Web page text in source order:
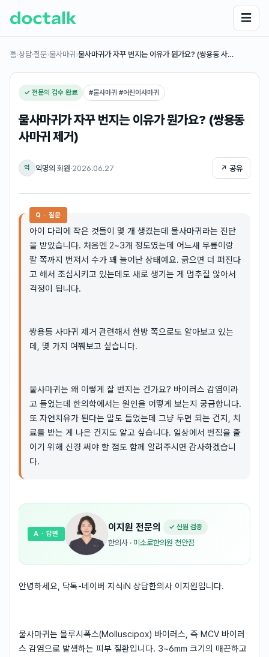
☰
홈›상담·질문›물사마귀 ›물사마귀가 자꾸 번지는 이유가 뭔가요? (쌍용동 사…
✓ 전문의 검수 완료 #물사마귀 #어린이사마귀
물사마귀가 자꾸 번지는 이유가 뭔가요? (쌍용동
사마귀 제거)
익 익명의 회원·2026.06.27 ↗ 공유
Q · 질문
아이 다리에 작은 것들이 몇 개 생겼는데 물사마귀라는 진단
을 받았습니다. 처음엔 2~3개 정도였는데 어느새 무릎이랑
팔 쪽까지 번져서 수가 꽤 늘어난 상태예요. 긁으면 더 퍼진다
고 해서 조심시키고 있는데도 새로 생기는 게 멈추질 않아서
걱정이 됩니다.
쌍용동 사마귀 제거 관련해서 한방 쪽으로도 알아보고 있는
데, 몇 가지 여쭤보고 싶습니다.
물사마귀는 왜 이렇게 잘 번지는 건가요? 바이러스 감염이라
고 들었는데 한의학에서는 원인을 어떻게 보는지 궁금합니다.
또 자연치유가 된다는 말도 들었는데 그냥 두면 되는 건지, 치
료를 받는 게 나은 건지도 알고 싶습니다. 일상에서 번짐을 줄
이기 위해 신경 써야 할 점도 함께 알려주시면 감사하겠습니
다.
이지원 전문의 ✓ 신원 검증
한의사 · 미소로한의원 천안점
A · 답변
안녕하세요, 닥톡-네이버 지식iN 상담한의사 이지원입니다.
물사마귀는 몰루시폭스(Molluscipox) 바이러스, 즉 MCV 바이러
스 감염으로 발생하는 피부 질환입니다. 3~6mm 크기의 매끈하고